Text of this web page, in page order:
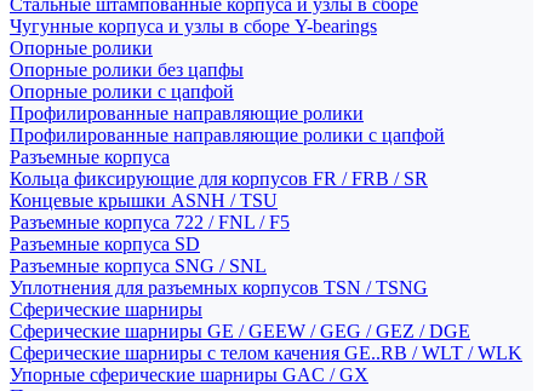
Стальные штампованные корпуса и узлы в сборе
Чугунные корпуса и узлы в сборе Y-bearings
Опорные ролики
Опорные ролики без цапфы
Опорные ролики с цапфой
Профилированные направляющие ролики
Профилированные направляющие ролики с цапфой
Разъемные корпуса
Кольца фиксирующие для корпусов FR / FRB / SR
Концевые крышки ASNH / TSU
Разъемные корпуса 722 / FNL / F5
Разъемные корпуса SD
Разъемные корпуса SNG / SNL
Уплотнения для разъемных корпусов TSN / TSNG
Сферические шарниры
Сферические шарниры GE / GEEW / GEG / GEZ / DGE
Сферические шарниры с телом качения GE..RB / WLT / WLK
Упорные сферические шарниры GAC / GX